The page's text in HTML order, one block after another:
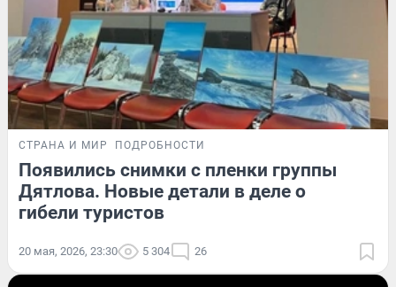
СТРАНА И МИР ПОДРОБНОСТИ
Появились снимки с пленки группы
Дятлова. Новые детали в деле о
гибели туристов
20 мая, 2026, 23:30 5 304 26